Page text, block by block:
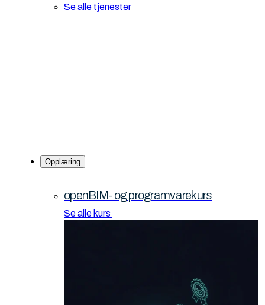
Se alle tjenester
Opplæring
openBIM- og programvarekurs
Se alle kurs